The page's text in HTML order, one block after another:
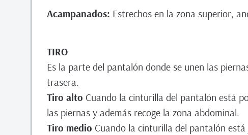
Acampanados: Estrechos en la zona superior,
TIRO
Es la parte del pantalón donde se unen las
trasera.
Tiro alto Cuando la cinturilla del pantalón está
las piernas y además recoge la zona abdominal.
Tiro medio Cuando la cinturilla del pantalón